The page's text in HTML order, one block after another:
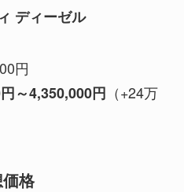
ディーゼル
円
～4,350,000円 （+24万
格